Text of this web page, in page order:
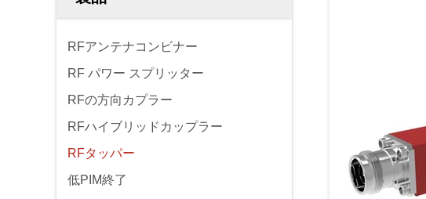
RFアンテナコンビナー
RF パワー スプリッター
RFの方向カプラー
RFハイブリッドカップラー
RFタッパー
低PIM終了